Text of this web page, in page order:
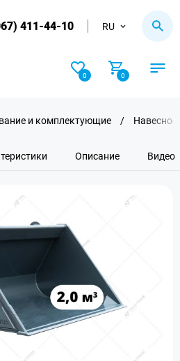
411-44-10 RU
0 0
и комплектующие / Навесное
Описание Видео